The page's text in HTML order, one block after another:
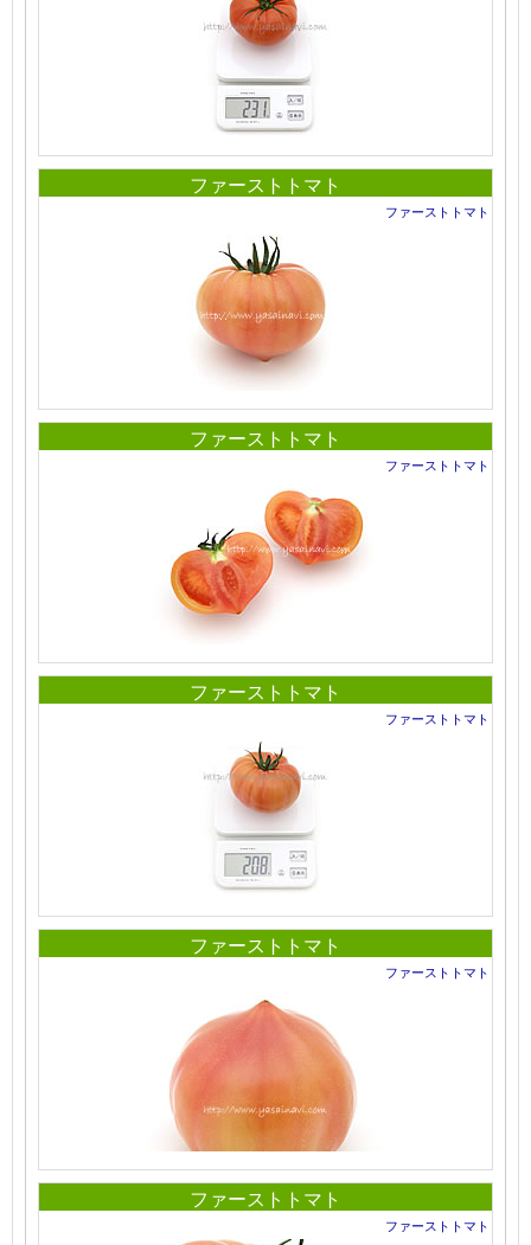
ファーストトマト
ファーストトマト
ファーストトマト
ファーストトマト
ファーストトマト
ファーストトマト
ファーストトマト
ファーストトマト
ファーストトマト
ファーストトマト